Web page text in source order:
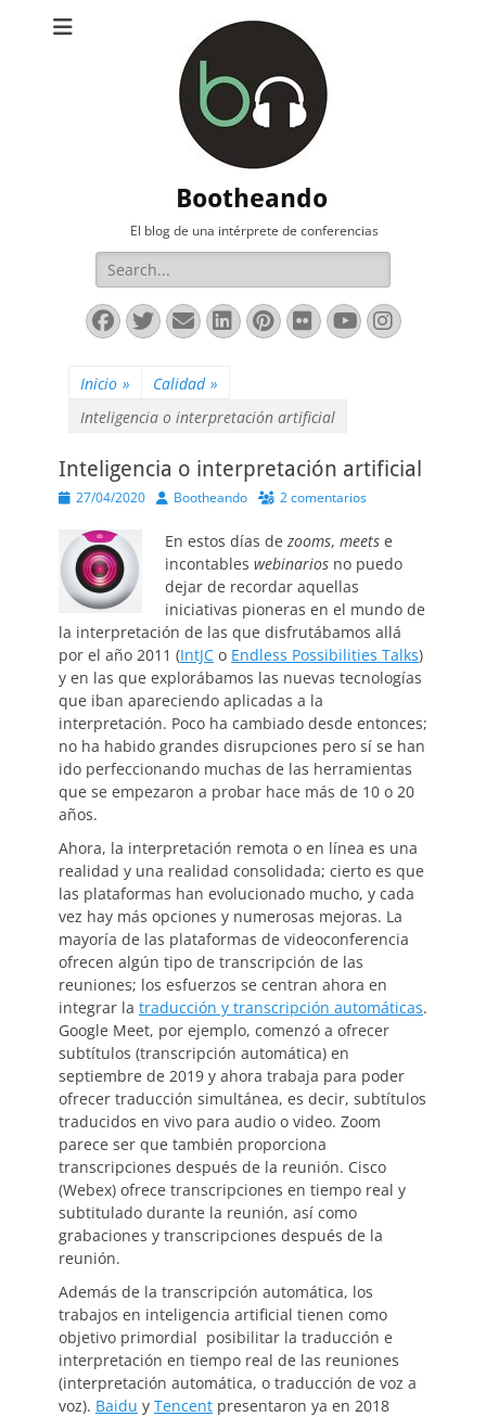
Bootheando
El blog de una intérprete de conferencias
Buscar:
Facebook
Twitter
Correo
electrónico
LinkedIn
Pinterest
FlickrYouTube
Inicio » Calidad »
Inteligencia o interpretación artificial
Inteligencia o interpretación artificial
Publicado
27/04/2020 AutorBootheando 2 comentarios
En estos días de zooms, meets e
incontables webinarios no puedo
dejar de recordar aquellas
iniciativas pioneras en el mundo de
la interpretación de las que disfrutábamos allá
por el año 2011 (IntJC o Endless Possibilities Talks)
y en las que explorábamos las nuevas tecnologías
que iban apareciendo aplicadas a la
interpretación. Poco ha cambiado desde entonces;
no ha habido grandes disrupciones pero sí se han
ido perfeccionando muchas de las herramientas
que se empezaron a probar hace más de 10 o 20
años.
Ahora, la interpretación remota o en línea es una
realidad y una realidad consolidada; cierto es que
las plataformas han evolucionado mucho, y cada
vez hay más opciones y numerosas mejoras. La
mayoría de las plataformas de videoconferencia
ofrecen algún tipo de transcripción de las
reuniones; los esfuerzos se centran ahora en
integrar la traducción y transcripción automáticas.
Google Meet, por ejemplo, comenzó a ofrecer
subtítulos (transcripción automática) en
septiembre de 2019 y ahora trabaja para poder
ofrecer traducción simultánea, es decir, subtítulos
traducidos en vivo para audio o video. Zoom
parece ser que también proporciona
transcripciones después de la reunión. Cisco
(Webex) ofrece transcripciones en tiempo real y
subtitulado durante la reunión, así como
grabaciones y transcripciones después de la
reunión.
Además de la transcripción automática, los
trabajos en inteligencia artificial tienen como
objetivo primordial posibilitar la traducción e
interpretación en tiempo real de las reuniones
(interpretación automática, o traducción de voz a
voz). Baidu y Tencent presentaron ya en 2018